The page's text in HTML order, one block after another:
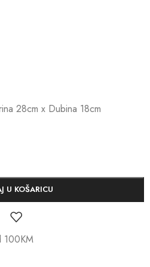
28cm x Dubina 18cm
U KOŠARICU
100KM